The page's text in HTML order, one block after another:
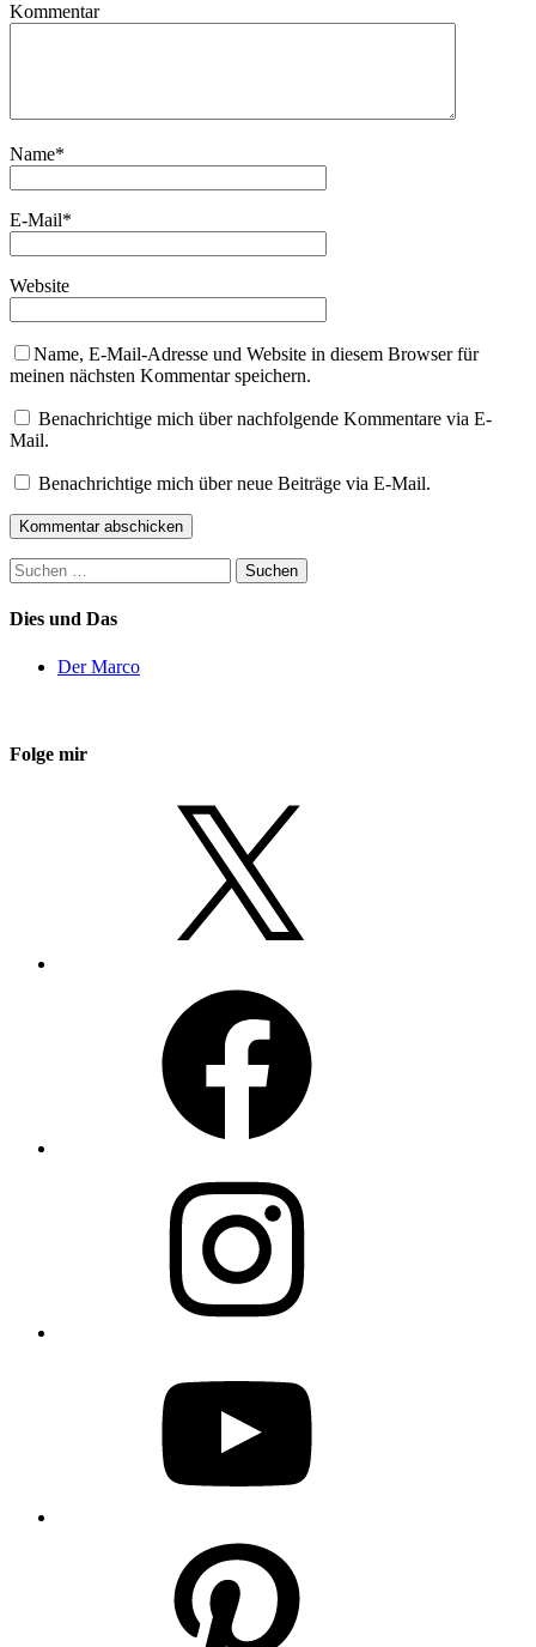
Kommentar
Name*
E-Mail*
Website
Name, E-Mail-Adresse und Website in diesem Browser für
meinen nächsten Kommentar speichern.
Benachrichtige mich über nachfolgende Kommentare via E-
Mail.
Benachrichtige mich über neue Beiträge via E-Mail.
Suchen
nach:
Dies und Das
Der Marco
Folge mir